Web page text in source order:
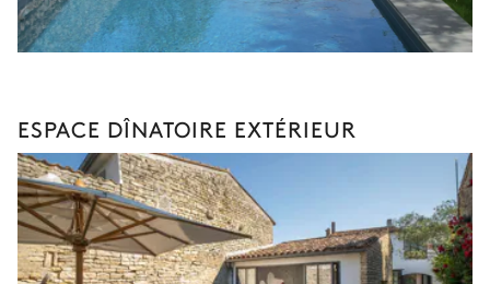
ESPACE DÎNATOIRE EXTÉRIEUR